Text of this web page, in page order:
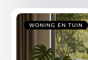
WONING EN TUIN